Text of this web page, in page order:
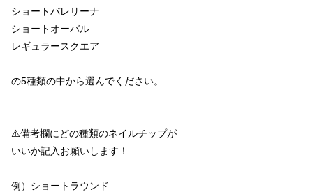
ショートバレリーナ
ショートオーバル
レギュラースクエア
の5種類の中から選んでください。
⚠️備考欄にどの種類のネイルチップが
いいか記入お願いします！
例）ショートラウンド